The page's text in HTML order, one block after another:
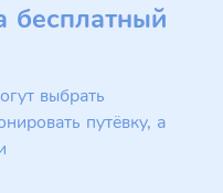
бесплатный
выбрать
путёвку, а